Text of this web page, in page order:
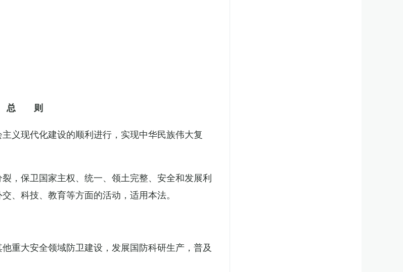
总 则
义现代化建设的顺利进行，实现中华民族伟大复
，保卫国家主权、统一、领土完整、安全和发展利
、科技、教育等方面的活动，适用本法。
重大安全领域防卫建设，发展国防科研生产，普及